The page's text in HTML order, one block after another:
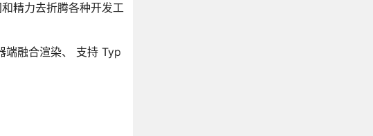
精力去折腾各种开发工
端融合渲染、 支持 Typ